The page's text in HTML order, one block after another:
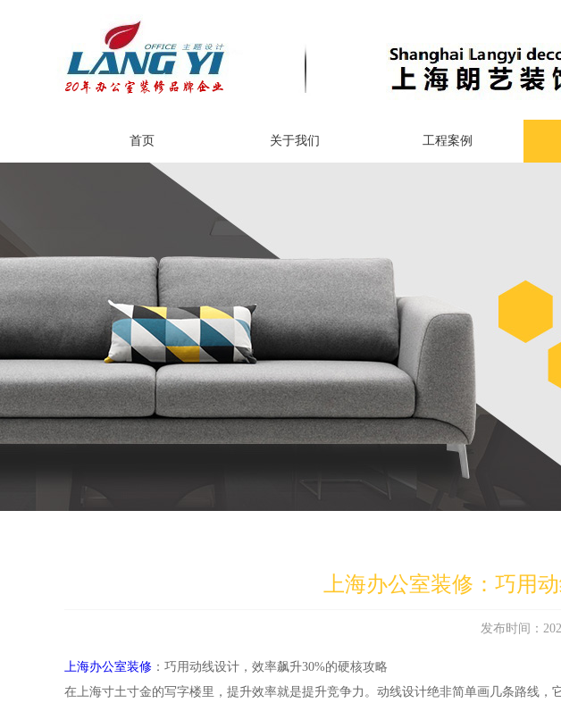
首页 关于我们 工程案例
上海办公室装修：巧用
发布时间：
上海办公室装修 ：巧用动线设计，效率飙升30%的硬核攻略
在上海寸土寸金的写字楼里，提升效率就是提升竞争力。动线设计绝非简单画几条路线